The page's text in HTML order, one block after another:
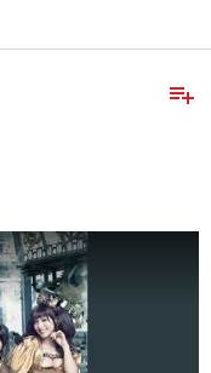
playlist_add